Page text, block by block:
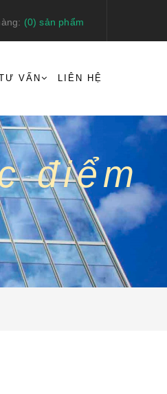
(0)sản phẩm
VẤN LIÊN HỆ
điểm